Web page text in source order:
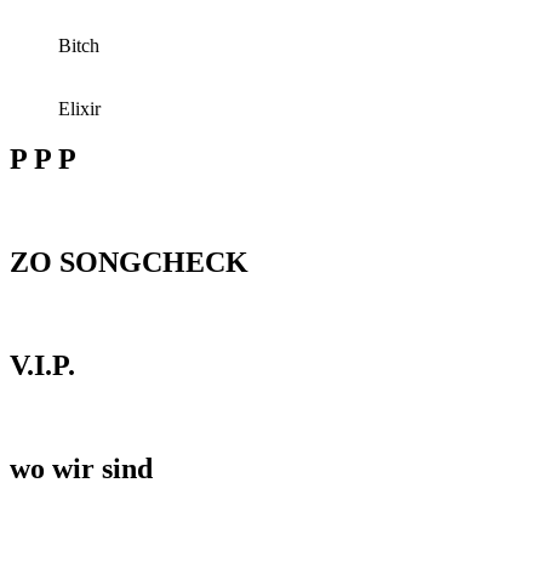
Bitch
Elixir
P P P
ZO SONGCHECK
V.I.P.
wo wir sind